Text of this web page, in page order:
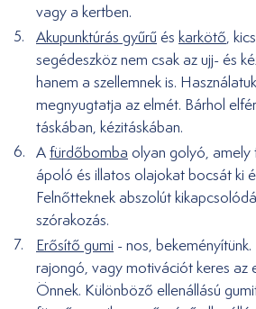
vagy a kertben.
Akupunktúrás gyűrű és karkötő,
segédeszköz nem csak az ujj- és
hanem a szellemnek is.
megnyugtatja az elmét. Bárhol
táskában, kézitáskában.
Afürdőbomba olyan golyó,
ápoló és illatos olajokat bocsát ki
Felnőtteknek abszolút
szórakozás.
Erősítő gumi - nos,
rajongó, vagy motivációt keres az
Önnek. Különböző ellenállású